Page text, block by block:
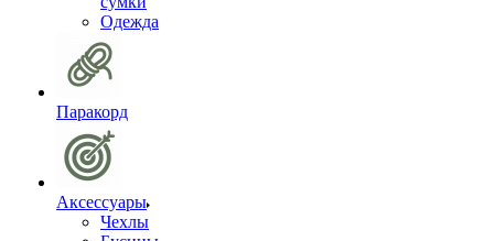
Одежда
Паракорд
Аксессуары
Чехлы